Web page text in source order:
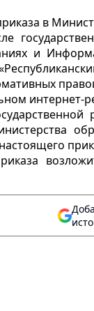
в
и
интернет-